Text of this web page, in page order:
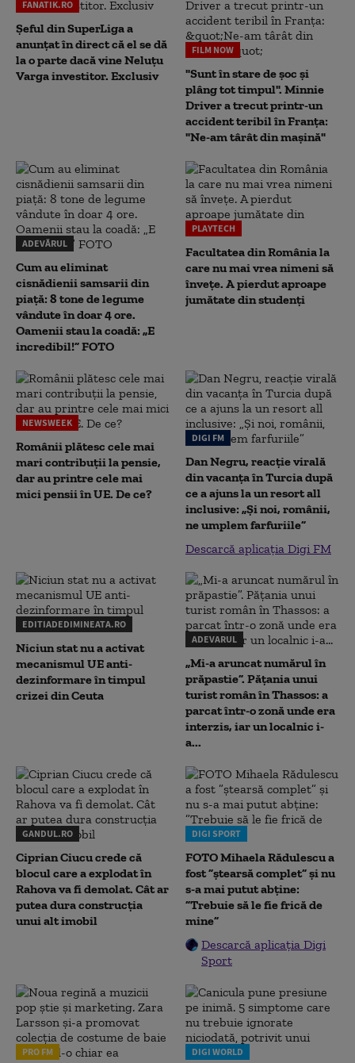
FANATIK.RO
Șeful din SuperLiga a
anunțat în direct că el se dă
la o parte dacă vine Neluțu
Varga investitor. Exclusiv
FILM NOW
"Sunt în stare de șoc și
plâng tot timpul". Minnie
Driver a trecut printr-un
accident teribil în Franța:
"Ne-am târât din mașină"
ADEVĂRUL
Cum au eliminat
cisnădienii samsarii din
piață: 8 tone de legume
vândute în doar 4 ore.
Oamenii stau la coadă: „E
incredibil!” FOTO
PLAYTECH
Facultatea din România la
care nu mai vrea nimeni să
înveţe. A pierdut aproape
jumătate din studenţi
NEWSWEEK
Românii plătesc cele mai
mari contribuții la pensie,
dar au printre cele mai
mici pensii în UE. De ce?
DIGI FM
Dan Negru, reacție virală
din vacanța în Turcia după
ce a ajuns la un resort all
inclusive: „Și noi, românii,
ne umplem farfuriile”
Descarcă aplicația Digi FM
EDITIADEDIMINEATA.RO
Niciun stat nu a activat
mecanismul UE anti-
dezinformare în timpul
crizei din Ceuta
ADEVARUL
„Mi-a aruncat numărul în
prăpastie”. Pățania unui
turist român în Thassos: a
parcat într-o zonă unde era
interzis, iar un localnic i-
a...
GANDUL.RO
Ciprian Ciucu crede că
blocul care a explodat în
Rahova va fi demolat. Cât ar
putea dura construcția
unui alt imobil
DIGI SPORT
FOTO Mihaela Rădulescu a
fost ”ștearsă complet” și nu
s-a mai putut abține:
”Trebuie să le fie frică de
mine”
Descarcă aplicația Digi
Sport
PRO FM DIGI WORLD